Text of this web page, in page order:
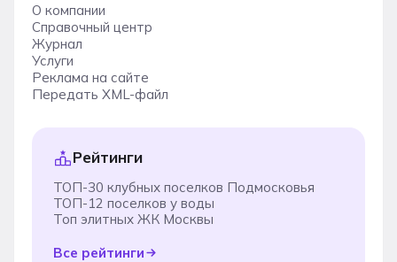
О компании
Справочный центр
Журнал
Услуги
Реклама на сайте
Передать XML-файл
Рейтинги
ТОП-30 клубных поселков Подмосковья
ТОП-12 поселков у воды
Топ элитных ЖК Москвы
Все рейтинги